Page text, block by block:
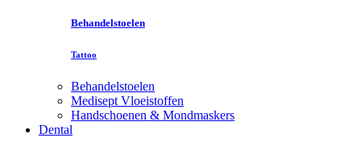
Behandelstoelen
Tattoo
Behandelstoelen
Medisept Vloeistoffen
Handschoenen & Mondmaskers
Dental